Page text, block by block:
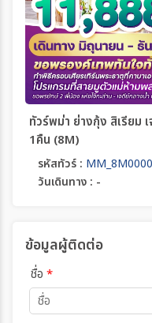
ทัวร์พม่า ย่างกุ้ง สิเรียม
1คืน (8M)
รหัสทัวร์ :
วันเดินทาง : -
ข้อมูลผู้ติดต่อ
ชื่อ *